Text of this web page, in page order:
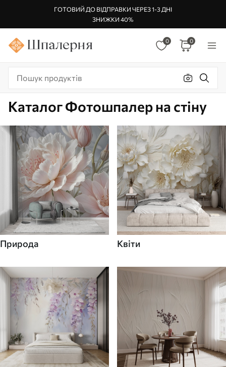
ГОТОВИЙ ДО ВІДПРАВКИ ЧЕРЕЗ 1-3 ДНІ
ЗНИЖКИ 40%
0 0
Каталог Фотошпалер на стіну
Природа Квіти